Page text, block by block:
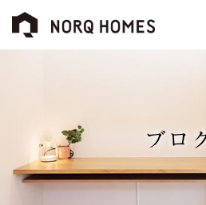
ブロ